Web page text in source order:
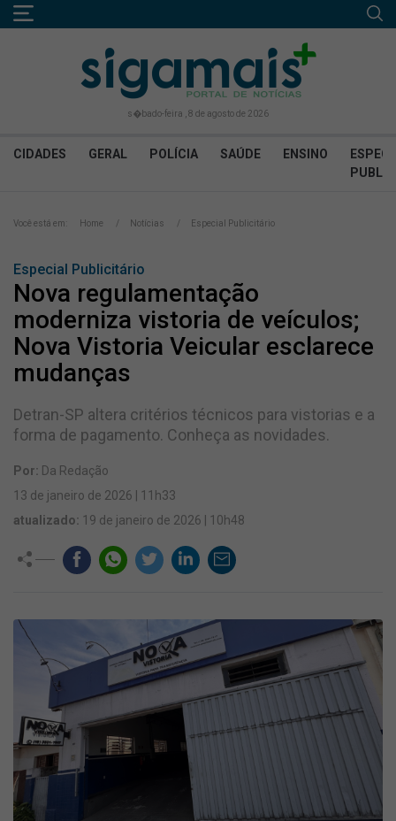
s�bado-feira , 8 de agosto de 2026
CIDADES GERAL POLÍCIA SAÚDE ENSINO
Você está em: Home Notícias Especial Publicitário
Especial Publicitário
Nova regulamentação
moderniza vistoria de veículos;
Nova Vistoria Veicular esclarece
mudanças
Detran-SP altera critérios técnicos para vistorias e a
forma de pagamento. Conheça as novidades.
Por: Da Redação
13 de janeiro de 2026 | 11h33
atualizado: 19 de janeiro de 2026 | 10h48